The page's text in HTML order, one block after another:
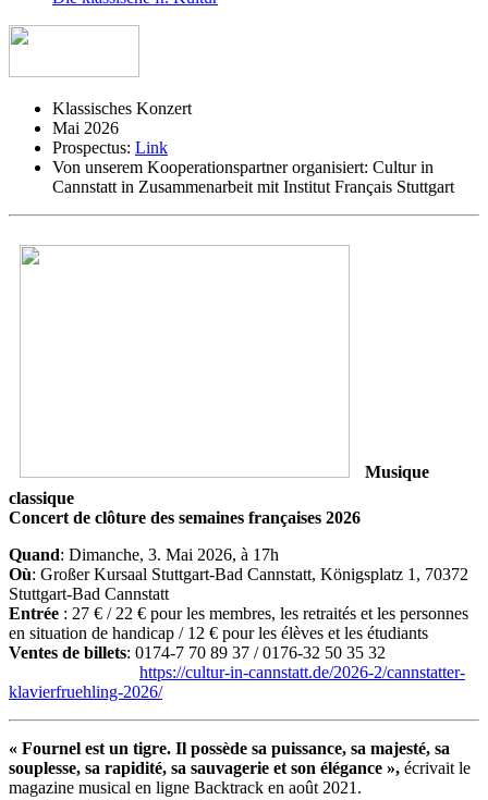
Klassisches Konzert
Mai 2026
Prospectus: Link
Von unserem Kooperationspartner organisiert: Cultur in
Cannstatt in Zusammenarbeit mit Institut Français Stuttgart
Musique
classique
Concert de clôture des semaines françaises 2026
Quand: Dimanche, 3. Mai 2026, à 17h
Où: Großer Kursaal Stuttgart-Bad Cannstatt, Königsplatz 1, 70372
Stuttgart-Bad Cannstatt
Entrée : 27 € / 22 € pour les membres, les retraités et les personnes
en situation de handicap / 12 € pour les élèves et les étudiants
Ventes de billets: 0174-7 70 89 37 / 0176-32 50 35 32
https://cultur-in-cannstatt.de/2026-2/cannstatter-
klavierfruehling-2026/
« Fournel est un tigre. Il possède sa puissance, sa majesté, sa
souplesse, sa rapidité, sa sauvagerie et son élégance », écrivait le
magazine musical en ligne Backtrack en août 2021.